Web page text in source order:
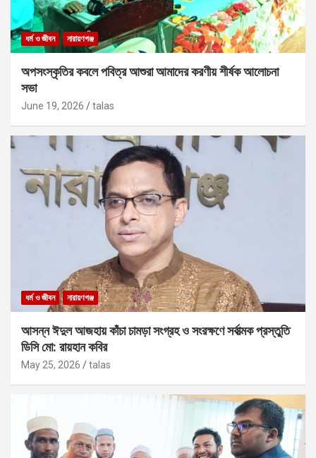
ধর্ম ও জীবন নারায়ণগঞ্জ
অপসংস্কৃতির কবলে পবিত্র আশুরা আমাদের করণীয় শীর্ষক আলোচনা
সভা
June 19, 2026 talas
ধর্ম ও জীবন নারায়ণগঞ্জ
আসন্ন ঈদুল আজহায় কাঁচা চামড়া সংগ্রহ ও সংরক্ষণে সর্বাত্মক প্রস্তুতি
ডিসি মো: রায়হান কবির
May 25, 2026 talas